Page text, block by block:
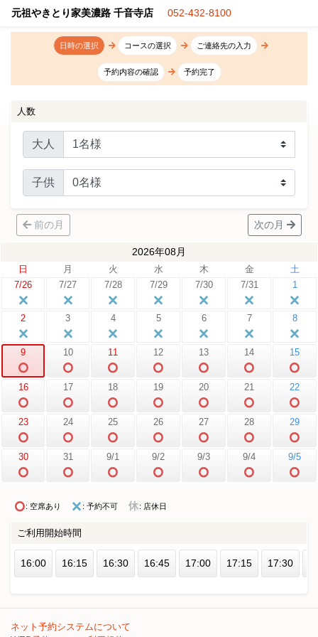
元祖やきとり家美濃路 千音寺店 052-432-8100
日時の選択 コースの選択 ご連絡先の入力
予約内容の確認 予約完了
人数
大人
子供
前の月 次の月
2026年08月
日 月 火 水 木 金
土
7/26
7/27 7/28 7/29 7/30 7/31 1
2 3 4 5 6 7 8
9 10 11 12 13 14 15
16 17 18 19 20 21 22
23 24 25 26 27 28 29
30 31 9/1 9/2 9/3 9/4 9/5
: 空席あり : 予約不可 : 店休日
ご利用開始時間
16:00 16:15 16:30 16:45 17:00 17:15 17:30
ネット予約システムについて